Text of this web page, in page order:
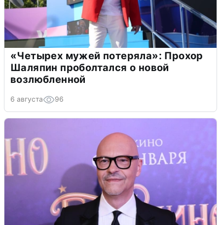
«Четырех мужей потеряла»: Прохор
Шаляпин проболтался о новой
возлюбленной
6 августа 96